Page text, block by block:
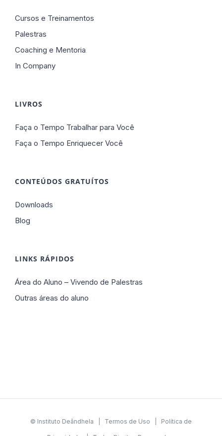
Cursos e Treinamentos
Palestras
Coaching e Mentoria
In Company
LIVROS
Faça o Tempo Trabalhar para Você
Faça o Tempo Enriquecer Você
CONTEÚDOS GRATUÍTOS
Downloads
Blog
LINKS RÁPIDOS
Área do Aluno – Vivendo de Palestras
Outras áreas do aluno
© Instituto Deândhela | Termos de Uso Política de